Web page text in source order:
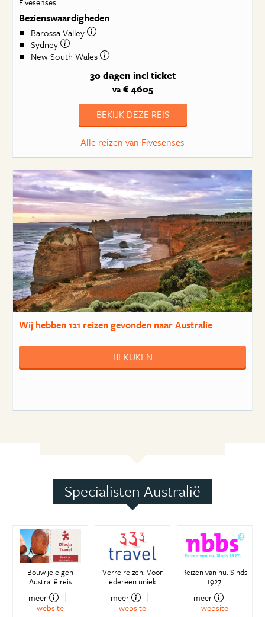
Bezienswaardigheden
Barossa Valley
Sydney
New South Wales
30 dagen incl ticket
va€ 4605
BEKIJK DEZE REIS
Alle reizen van Fivesenses
Wij hebben121 reizengevonden naar Australie
BEKIJKEN
Specialisten Australië
Bouw je eigen
Australië reis
meer
website
Verre reizen. Voor
iedereen uniek.
meer
website
Reizen van nu. Sinds
1927.
meer
website